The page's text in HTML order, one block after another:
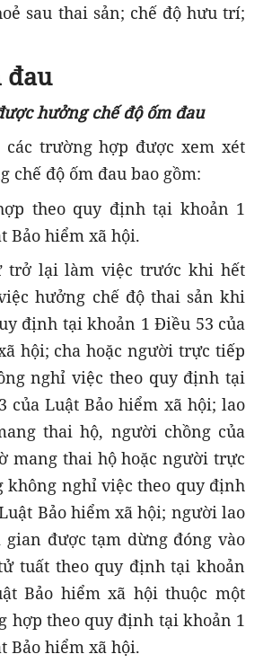
sau thai sản; chế độ hưu trí;
đau
hưởng chế độ ốm đau
các trường hợp được xem xét
chế độ ốm đau bao gồm:
theo quy định tại khoản 1
Bảo hiểm xã hội.
trở lại làm việc trước khi hết
hưởng chế độ thai sản khi
định tại khoản 1 Điều 53 của
hội; cha hoặc người trực tiếp
nghỉ việc theo quy định tại
của Luật Bảo hiểm xã hội; lao
thai hộ, người chồng của
mang thai hộ hoặc người trực
nghỉ việc theo quy định
Bảo hiểm xã hội; người lao
được tạm dừng đóng vào
tuất theo quy định tại khoản
Bảo hiểm xã hội thuộc một
hợp theo quy định tại khoản 1
Bảo hiểm xã hội.